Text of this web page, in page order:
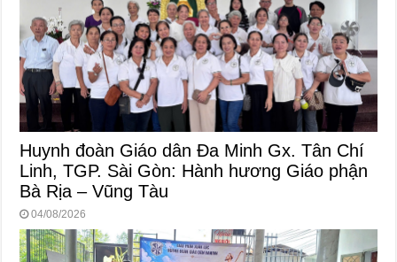
Huynh đoàn Giáo dân Đa Minh Gx. Tân Chí
Linh, TGP. Sài Gòn: Hành hương Giáo phận
Bà Rịa – Vũng Tàu
04/08/2026